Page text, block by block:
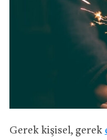
Gerek kişisel, gerek